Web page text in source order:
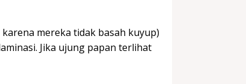
mereka tidak basah kuyup)
Jika ujung papan terlihat